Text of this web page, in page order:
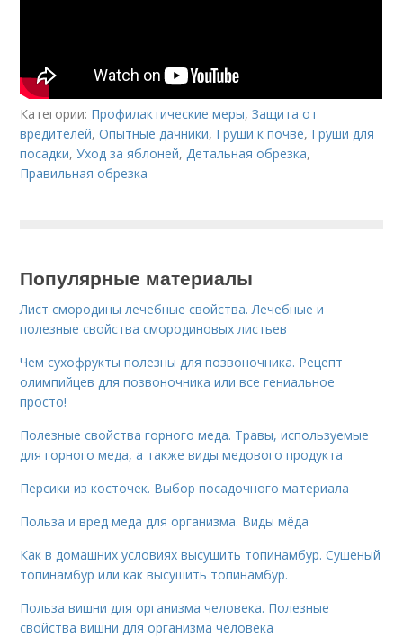
Категории: Профилактические меры,Защита от
вредителей,Опытные дачники, Груши к почве, Груши для
посадки,Уход за яблоней,Детальная обрезка,
Правильная обрезка
Популярные материалы
Лист смородины лечебные свойства. Лечебные и
полезные свойства смородиновых листьев
Чем сухофрукты полезны для позвоночника. Рецепт
олимпийцев для позвоночника или все гениальное
просто!
Полезные свойства горного меда. Травы, используемые
для горного меда, а также виды медового продукта
Персики из косточек. Выбор посадочного материала
Польза и вред меда для организма. Виды мёда
Как в домашних условиях высушить топинамбур. Сушеный
топинамбур или как высушить топинамбур.
Польза вишни для организма человека. Полезные
свойства вишни для организма человека